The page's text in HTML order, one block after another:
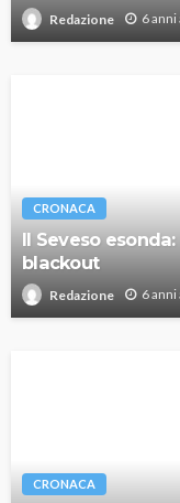
Redazione 6 anni
CRONACA
Il Seveso
blackout
Redazione 6 anni
CRONACA